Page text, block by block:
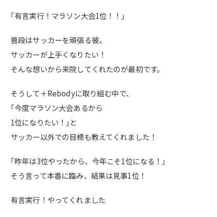
｢有言実行！マラソン大会1位！！｣
普段はサッカーを頑張る彼。
サッカーが上手くなりたい！
そんな想いから来院してくれたのが最初です。
そうして＋Rebodyに取り組む中で、
｢今度マラソン大会あるから
1位になりたい！｣と
サッカー以外での目標も教えてくれました！
｢昨年は3位やったから、今年こそ1位になる！｣
そう言って本番に臨み、結果は見事1位！
有言実行！やってくれました